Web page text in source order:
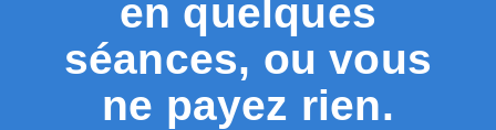
en quelques
séances, ou vous
ne payez rien.